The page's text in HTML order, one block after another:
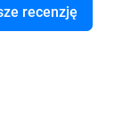
recenzję